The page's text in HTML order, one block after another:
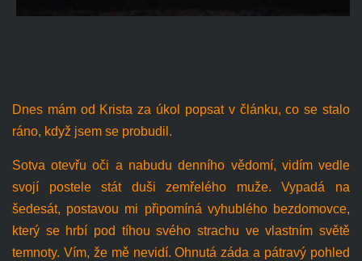
Dnes mám od Krista za úkol popsat v článku, co se stalo
ráno, když jsem se probudil.
Sotva otevřu oči a nabudu denního vědomí, vidím vedle
svojí postele stát duši zemřelého muže. Vypadá na
šedesát, postavou mi připomíná vyhublého bezdomovce,
který se hrbí pod tíhou svého strachu ve vlastním světě
temnoty. Vím, že mě nevidí. Ohnutá záda a pátravý pohled